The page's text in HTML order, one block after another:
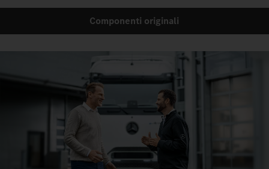
Componenti originali